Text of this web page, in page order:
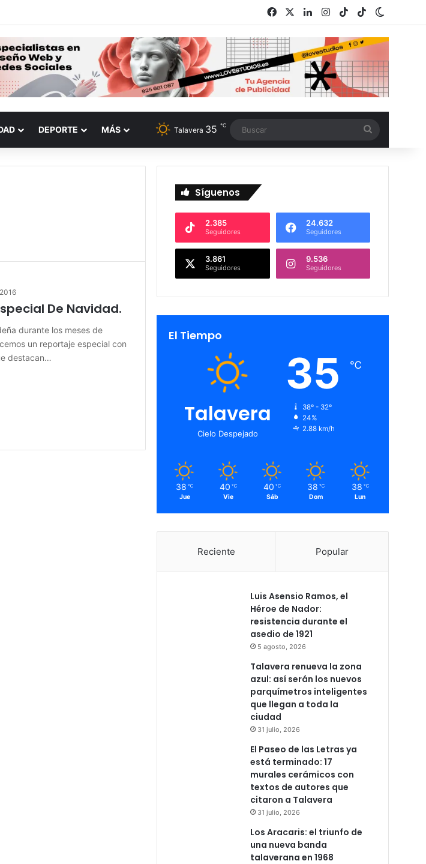
Facebook LinkedInInstagram
TikTokRSS
DEPORTE MÁS Talavera 35 ℃
De Navidad.
durante los meses de
un reportaje especial con
destacan…
Síguenos
2.385
Seguidores
24.632
Seguidores
3.861
Seguidores
9.536
Seguidores
El Tiempo
Talavera
Cielo Despejado
35 ℃
38º - 32º
24%
2.88 km/h
38 ℃
Jue
40 ℃
Vie
40 ℃
Sáb
38 ℃
Dom
38 ℃
Lun
Reciente Popular
Luis Asensio Ramos, el
Héroe de Nador:
resistencia durante el
asedio de 1921
5 agosto, 2026
Talavera renueva la zona
azul: así serán los nuevos
parquímetros inteligentes
que llegan a toda la
ciudad
31 julio, 2026
El Paseo de las Letras ya
está terminado: 17
murales cerámicos con
textos de autores que
citaron a Talavera
31 julio, 2026
Los Aracaris: el triunfo de
una nueva banda
talaverana en 1968